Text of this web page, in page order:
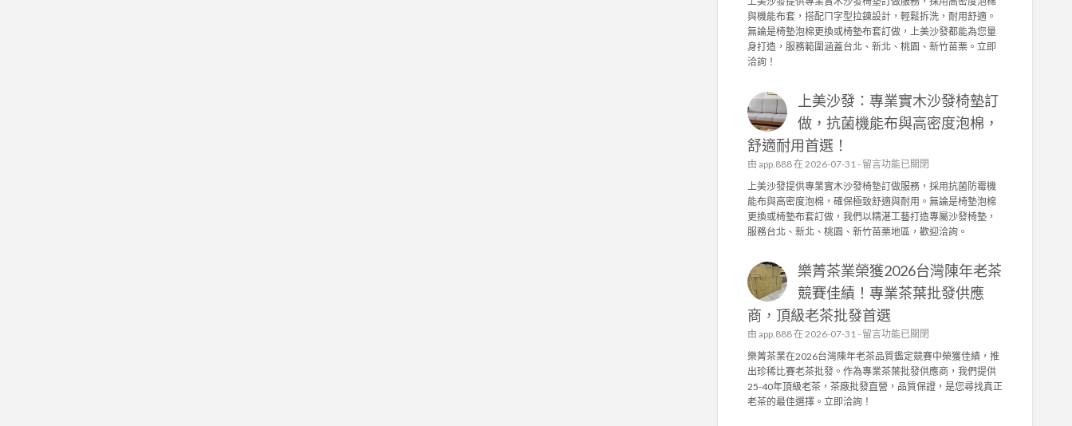
發
的
品
質
！
園
常
管
理
，
成
就
級
茶
葉
批
發
供
應
商
〉
中
上
美
沙
發
業
實
木
發
墊
訂
做
，
密
度
泡
棉
、
機
能
布
套
打
與機能布套，搭配ㄇ字型拉鍊設計，輕鬆拆洗，耐用舒適。
無論是椅墊泡棉更換或椅墊布套訂做，上美沙發都能為您量
身打造，服務範圍涵蓋台北、新北、桃園、新竹苗栗。立即
洽詢！
上美沙發：專業實木沙發椅墊訂
做，抗菌機能布與高密度泡棉，
舒適耐用首選！
由 app.888在 2026-07-31 - 在
〈
上
美
沙
發
專
業
實
木
沙
椅
墊
訂
做
留言功能已關閉
上美沙發提供專業實木沙發椅墊訂做服務，採用抗菌防霉機
能布與高密度泡棉，確保極致舒適與耐用。無論是椅墊泡棉
更換或椅墊布套訂做，我們以精湛工藝打造專屬沙發椅墊，
服務台北、新北、桃園、新竹苗栗地區，歡迎洽詢。
樂菁茶業榮獲2026台灣陳年老茶
競賽佳績！專業茶葉批發供應
商，頂級老茶批發首選
由 app.888在 2026-07-31 - 在
〈
樂
菁
茶
業
留言功能已關閉
樂菁茶業在2026台灣陳年老茶品質鑑定競賽中榮獲佳績，推
出珍稀比賽老茶批發。作為專業茶葉批發供應商，我們提供
25-40年頂級老茶，茶廠批發直營，品質保證，是您尋找真正
老茶的最佳選擇。立即洽詢！